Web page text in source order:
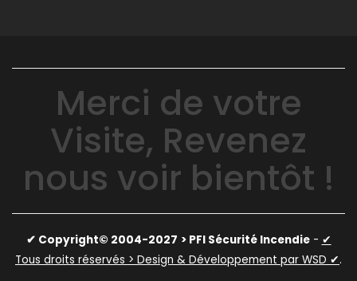
Merci de votre
Visite, Revenez
nous voir bientôt !
✔ Copyright© 2004-2027 > PFI Sécurité Incendie- ✔
Tous droits réservés > Design & Développement par WSD ✔.